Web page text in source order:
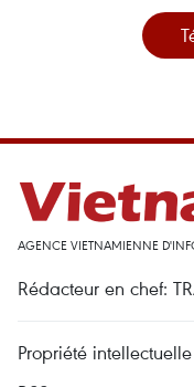
AGENCE VIETNAMIENNE
Rédacteur en chef:
Propriété intellectuelle